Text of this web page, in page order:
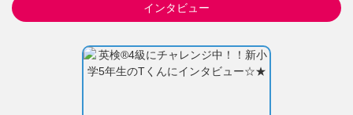
インタビュー